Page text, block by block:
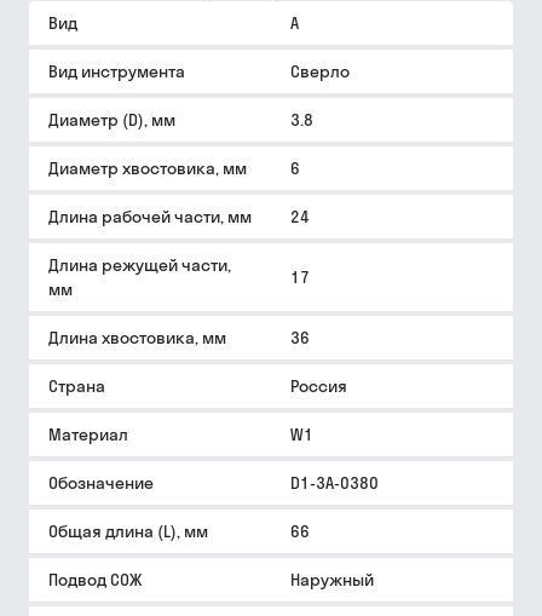
Вид A
Вид инструмента Сверло
Диаметр (D), мм 3.8
Диаметр хвостовика, мм 6
Длина рабочей части, мм 24
Длина режущей части,
мм
17
Длина хвостовика, мм 36
Страна Россия
Материал W1
Обозначение D1-3A-0380
Общая длина (L), мм 66
Подвод СОЖ Наружный